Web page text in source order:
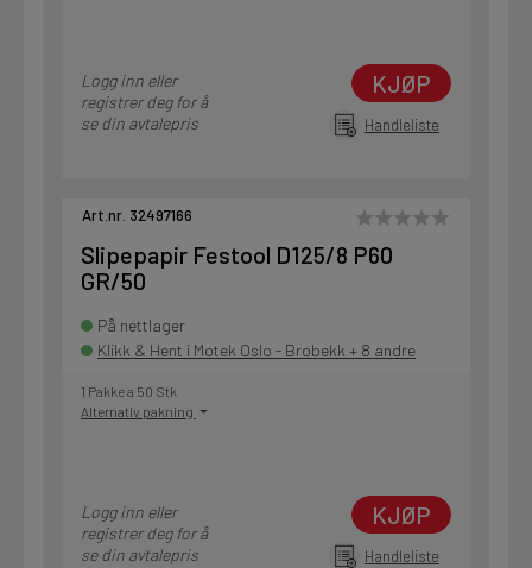
Logg inn eller
registrer deg for å
se din avtalepris
KJØP
Handleliste
Art.nr. 32497166
Slipepapir Festool D125/8 P60
GR/50
På nettlager
Klikk & Hent i Motek Oslo - Brobekk + 8 andre
1 Pakke a 50 Stk
Alternativ pakning
Logg inn eller
registrer deg for å
se din avtalepris
KJØP
Handleliste